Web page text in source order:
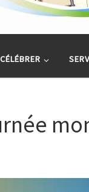
CÉLÉBRER